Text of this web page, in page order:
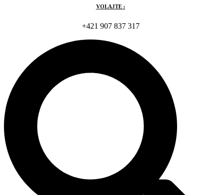
VOLAJTE :
+421 907 837 317